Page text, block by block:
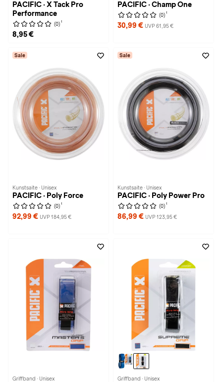
PACIFIC · X Tack Pro
Performance
(0) 1
8,95 €
PACIFIC · Champ One
(0) 1
30,99 € UVP 61,95 €
Sale
Kunstsaite · Unisex
PACIFIC · Poly Force
(0) 1
92,99 € UVP 184,95 €
Sale
Kunstsaite · Unisex
PACIFIC · Poly Power Pro
(0) 1
86,99 € UVP 123,95 €
Griffband · Unisex Griffband · Unisex